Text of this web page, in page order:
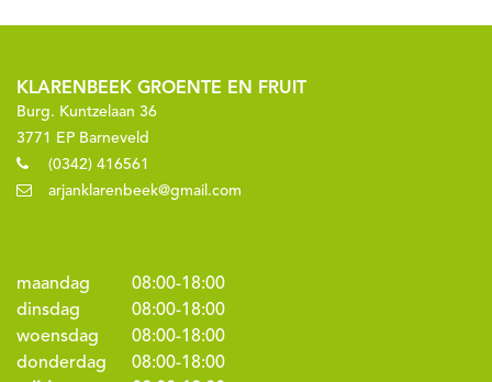
KLARENBEEK GROENTE EN FRUIT
Burg. Kuntzelaan 36
3771 EP Barneveld
(0342) 416561
arjanklarenbeek@gmail.com
maandag 08:00-18:00
dinsdag
08:00-18:00
woensdag
08:00-18:00
donderdag
08:00-18:00